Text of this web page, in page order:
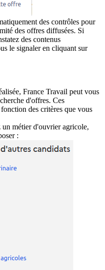
des contrôles pour
des offres diffusées. Si
des contenus
le signaler en cliquant sur
France Travail peut vous
d'offres. Ces
des critères que vous
un métier d'ouvrier agricole,
: